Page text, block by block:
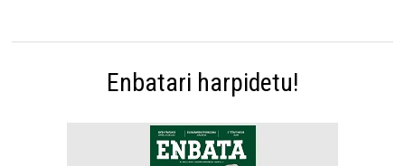
Enbatari harpidetu!